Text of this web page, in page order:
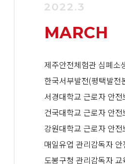
2022.3
MARCH
제주안전체험관 심폐소
한국서부발전(평택발
서경대학교 근로자 안
건국대학교 근로자 안
강원대학교 근로자 안
매일유업 관리감독자
도봉구청 관리감독자 교